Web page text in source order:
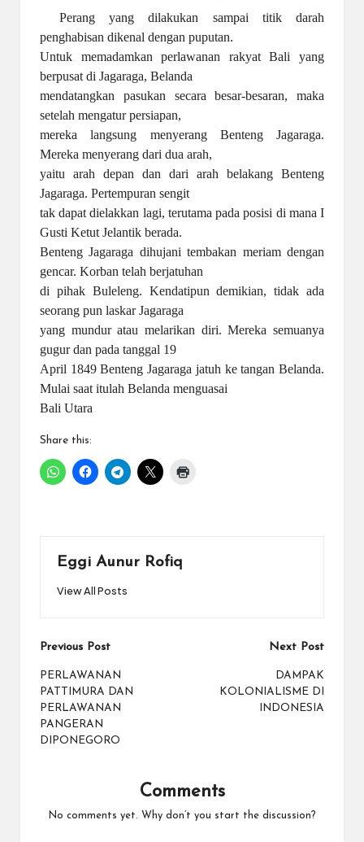
Perang yang dilakukan sampai titik darah
penghabisan dikenal dengan puputan.
Untuk memadamkan perlawanan rakyat Bali yang
berpusat di Jagaraga, Belanda
mendatangkan pasukan secara besar-besaran, maka
setelah mengatur persiapan,
mereka langsung menyerang Benteng Jagaraga.
Mereka menyerang dari dua arah,
yaitu arah depan dan dari arah belakang Benteng
Jagaraga. Pertempuran sengit
tak dapat dielakkan lagi, terutama pada posisi di mana I
Gusti Ketut Jelantik berada.
Benteng Jagaraga dihujani tembakan meriam dengan
gencar. Korban telah berjatuhan
di pihak Buleleng. Kendatipun demikian, tidak ada
seorang pun laskar Jagaraga
yang mundur atau melarikan diri. Mereka semuanya
gugur dan pada tanggal 19
April 1849 Benteng Jagaraga jatuh ke tangan Belanda.
Mulai saat itulah Belanda menguasai
Bali Utara
Share this:
Eggi Aunur Rofiq
View All Posts
Post
navigation
Previous Post
PERLAWANAN
PATTIMURA DAN
PERLAWANAN
PANGERAN
DIPONEGORO
Next Post
DAMPAK
KOLONIALISME DI
INDONESIA
Comments
No comments yet. Why don’t you start the discussion?